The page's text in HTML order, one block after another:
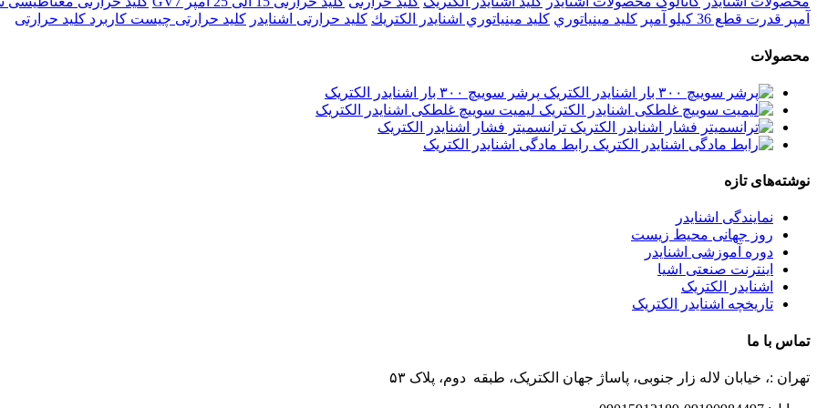
آمپر قدرت قطع 36 کیلو آمپر
کليد مينياتوري کليد مينياتوري اشنايدر الكتريك کلید حرارتی اشنایدر کلید حرارتی چیست کاربرد کلید حرارتی
محصولات
پرشر سوییچ ۳۰۰ بار اشنایدر الکتریک
لیمیت سوییچ غلطکی اشنایدر الکتریک
ترانسمیتر فشار اشنایدر الکتریک
رابط مادگی اشنایدر الکتریک
نوشته‌های تازه
نمایندگی اشنایدر
روز جهانی محیط زیست
دوره آموزشی اشنایدر
اینترنت صنعتی اشیا
اشنایدر الکتریک
تاریخچه اشنایدر الکتریک
تماس با ما
تهران :، خیابان لاله زار جنوبی، پاساژ جهان الکتریک، طبقه دوم، پلاک ۵۳